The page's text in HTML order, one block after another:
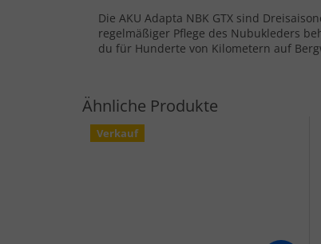
Die AKU Adapta NBK GTX sind
regelmäßiger Pflege des Nubukleders
du für Hunderte von Kilometern auf
Verkauf